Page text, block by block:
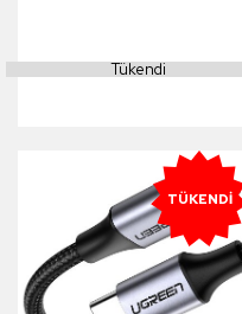
Tükendi
TÜKENDI